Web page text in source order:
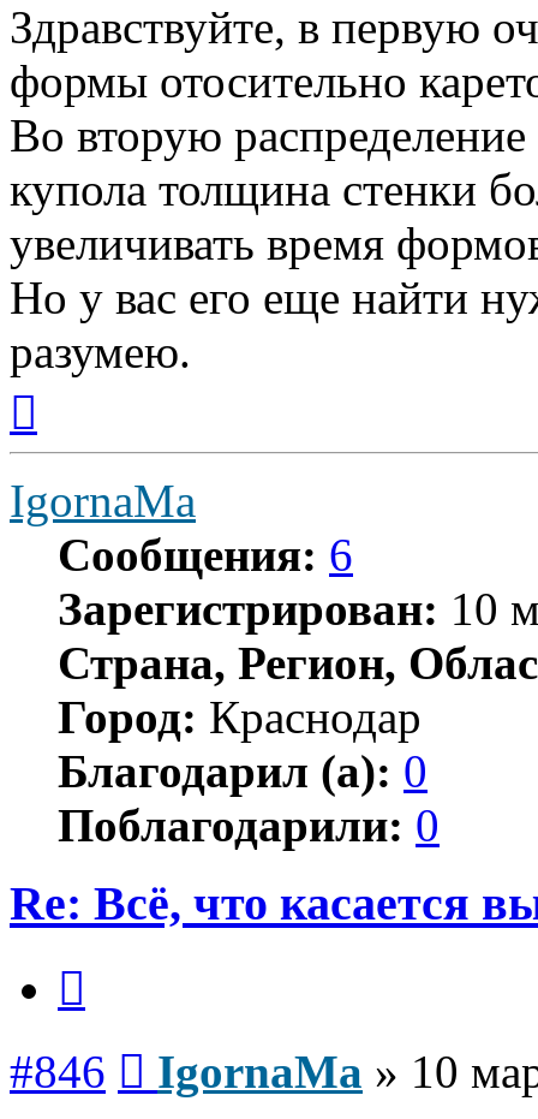
Здравствуйте, в первую
формы отосительно
Во вторую распределение
купола толщина стенки
увеличивать время
Но у вас его еще найти
разумею.
началу
IgornaMa
Сообщения: 6
Зарегистрирован: 10
Страна, Регион,
Город: Краснодар
Благодарил (а): 0
Поблагодарили: 0
Re: Всё, что касается
#846 IgornaMa » 10